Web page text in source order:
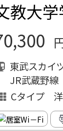
教大
東武スカイ
JR武蔵野線
Cタイプ